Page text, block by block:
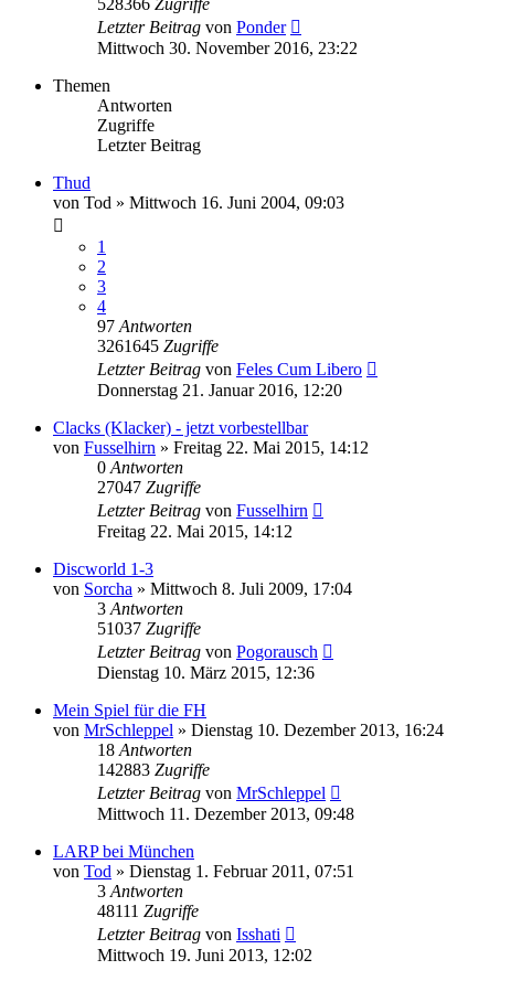
Letzter Beitrag von Ponder
Mittwoch 30. November 2016, 23:22
Themen
Antworten
Zugriffe
Letzter Beitrag
Thud
von Tod » Mittwoch 16. Juni 2004, 09:03
1
2
3
4
97 Antworten
3261645 Zugriffe
Letzter Beitrag von Feles Cum Libero
Donnerstag 21. Januar 2016, 12:20
Clacks (Klacker) - jetzt vorbestellbar
von Fusselhirn » Freitag 22. Mai 2015, 14:12
0 Antworten
27047 Zugriffe
Letzter Beitrag von Fusselhirn
Freitag 22. Mai 2015, 14:12
Discworld 1-3
von Sorcha » Mittwoch 8. Juli 2009, 17:04
3 Antworten
51037 Zugriffe
Letzter Beitrag von Pogorausch
Dienstag 10. März 2015, 12:36
Mein Spiel für die FH
von MrSchleppel » Dienstag 10. Dezember 2013, 16:24
18 Antworten
142883 Zugriffe
Letzter Beitrag von MrSchleppel
Mittwoch 11. Dezember 2013, 09:48
LARP bei München
von Tod » Dienstag 1. Februar 2011, 07:51
3 Antworten
48111 Zugriffe
Letzter Beitrag von Isshati
Mittwoch 19. Juni 2013, 12:02